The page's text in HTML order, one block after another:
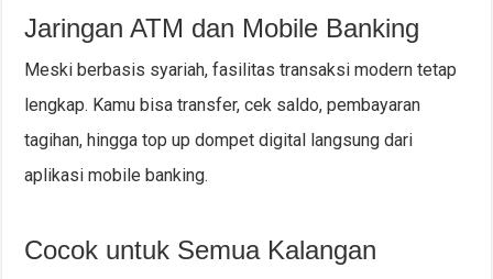
Jaringan ATM dan Mobile Banking
Meski berbasis syariah, fasilitas transaksi modern tetap
lengkap. Kamu bisa transfer, cek saldo, pembayaran
tagihan, hingga top up dompet digital langsung dari
aplikasi mobile banking.
Cocok untuk Semua Kalangan